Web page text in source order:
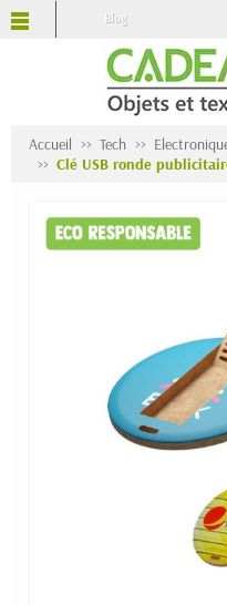
Blog
Accueil Tech
Clé USB ronde